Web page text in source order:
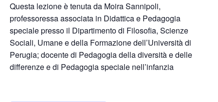
Questa lezione è tenuta da Moira Sannipoli,
professoressa associata in Didattica e Pedagogia
speciale presso il Dipartimento di Filosofia, Scienze
Sociali, Umane e della Formazione dell’Università di
Perugia; docente di Pedagogia della diversità e delle
differenze e di Pedagogia speciale nell’infanzia